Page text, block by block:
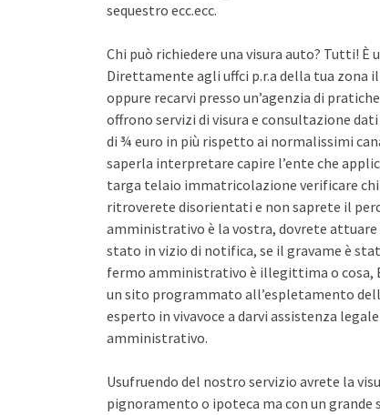
sequestro ecc.ecc.
Chi può richiedere una visura auto? Tutti!
Direttamente agli uffci p.r.a della tua zona
oppure recarvi presso un’agenzia di
offrono servizi di visura e consultazione
di ¾ euro in più rispetto ai normalissimi
saperla interpretare capire l’ente che
targa telaio immatricolazione verificare chi
ritroverete disorientati e non saprete il
amministrativo è la vostra, dovrete attuare
stato in vizio di notifica, se il gravame è
fermo amministrativo è illegittima o cosa,
un sito programmato all’espletamento
esperto in vivavoce a darvi assistenza
amministrativo.
Usufruendo del nostro servizio avrete la
pignoramento o ipoteca ma con un